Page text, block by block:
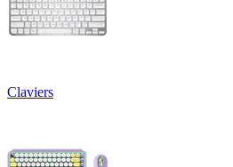
Claviers